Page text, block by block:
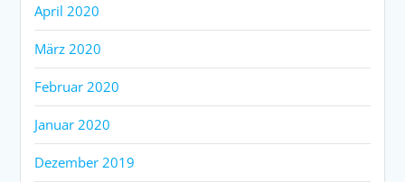
April 2020
März 2020
Februar 2020
Januar 2020
Dezember 2019